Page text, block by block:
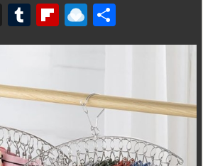
T
hr
a
d
s
T
u
bl
r
Fl
ip
ar
R
ai
o
p.
io
有